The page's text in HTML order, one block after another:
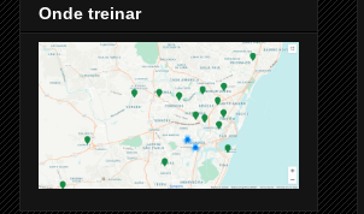
Onde treinar